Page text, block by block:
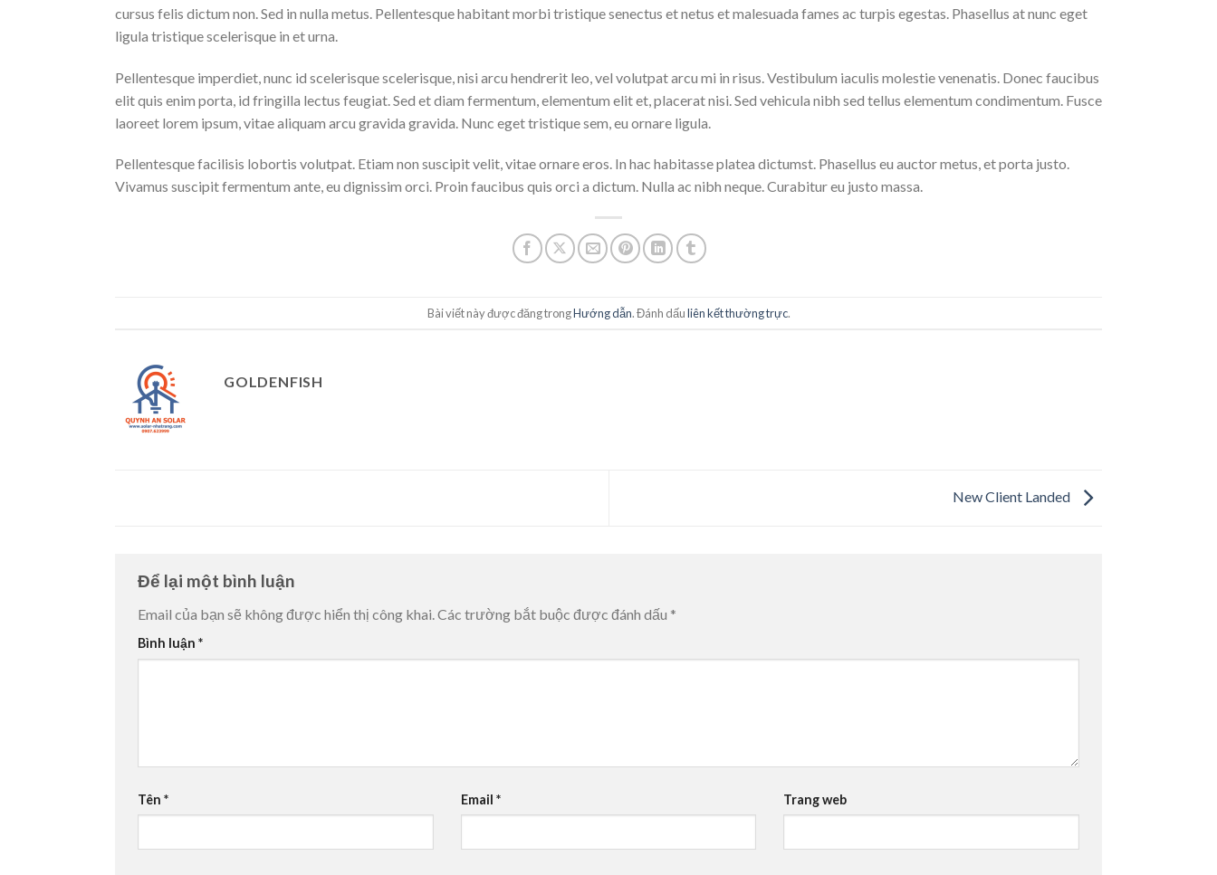
cursus felis dictum non. Sed in nulla metus. Pellentesque habitant morbi tristique senectus et netus et malesuada fames ac turpis egestas. Phasellus at nunc eget
ligula tristique scelerisque in et urna.
Pellentesque imperdiet, nunc id scelerisque scelerisque, nisi arcu hendrerit leo, vel volutpat arcu mi in risus. Vestibulum iaculis molestie venenatis. Donec faucibus
elit quis enim porta, id fringilla lectus feugiat. Sed et diam fermentum, elementum elit et, placerat nisi. Sed vehicula nibh sed tellus elementum condimentum. Fusce
laoreet lorem ipsum, vitae aliquam arcu gravida gravida. Nunc eget tristique sem, eu ornare ligula.
Pellentesque facilisis lobortis volutpat. Etiam non suscipit velit, vitae ornare eros. In hac habitasse platea dictumst. Phasellus eu auctor metus, et porta justo.
Vivamus suscipit fermentum ante, eu dignissim orci. Proin faucibus quis orci a dictum. Nulla ac nibh neque. Curabitur eu justo massa.
Bài viết này được đăng trongHướng dẫn. Đánh dấuliên kết thường trực.
GOLDENFISH
New Client Landed
Để lại một bình luận
Email của bạn sẽ không được hiển thị công khai.Các trường bắt buộc được đánh dấu *
Bình luận *
Tên * Email * Trang web